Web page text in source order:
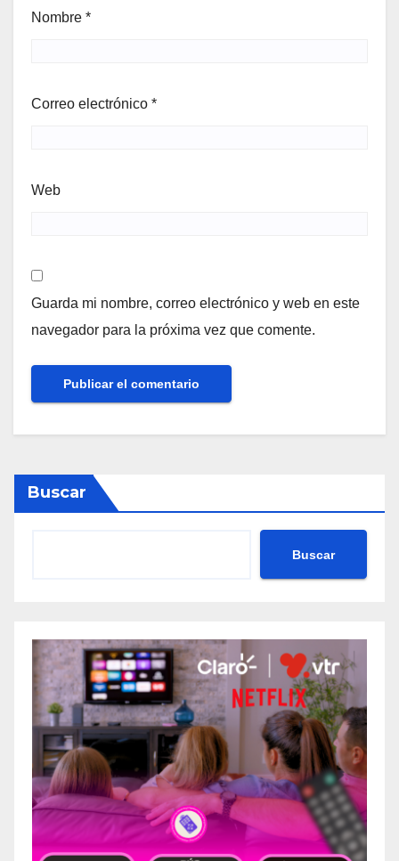
Nombre *
Correo electrónico *
Web
Guarda mi nombre, correo electrónico y web en este
navegador para la próxima vez que comente.
Buscar
Buscar